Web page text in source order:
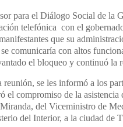
para el Diálogo Social de la
telefónica con el
que su
comunicaría con altos
el bloqueo y continuó la
se les informó a los
el compromiso de la
del Viceministro de
del Interior, a la ciudad de